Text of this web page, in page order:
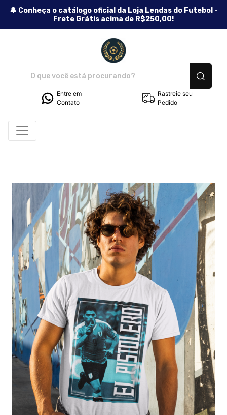
🔔 Conheça o catálogo oficial da Loja Lendas do Futebol -
Frete Grátis acima de R$250,00!
Entre em
Contato
Rastreie seu
Pedido